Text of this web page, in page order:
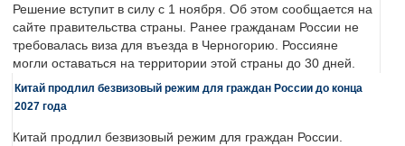
Решение вступит в силу с 1 ноября. Об этом сообщается на
сайте правительства страны. Ранее гражданам России не
требовалась виза для въезда в Черногорию. Россияне
могли оставаться на территории этой страны до 30 дней.
Китай продлил безвизовый режим для граждан России до конца
2027 года
Китай продлил безвизовый режим для граждан России.